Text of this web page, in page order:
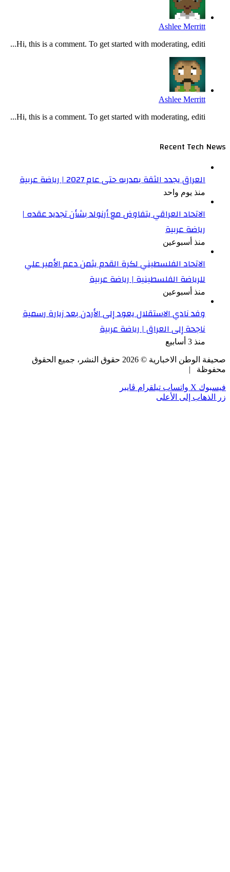
Ashlee Merritt
Hi, this is a comment. To get started with moderating, editi...
Ashlee Merritt
Hi, this is a comment. To get started with moderating, editi...
Recent Tech News
العراق يجدد الثقة بمدربه حتى عام 2027 | رياضة عربية
منذ يوم واحد
الاتحاد العراقي يتفاوض مع أرنولد بشأن تجديد عقده |
رياضة عربية
منذ أسبوعين
الاتحاد الفلسطيني لكرة القدم يثمن دعم الأمير علي
للرياضة الفلسطينية | رياضة عربية
منذ أسبوعين
وفد نادي الاستقلال يعود إلى الأردن بعد زيارة رسمية
ناجحة إلى العراق | رياضة عربية
منذ 3 أسابيع
صحيفة الوطن الاخبارية © 2026 حقوق النشر، جميع الحقوق
محفوظة |
فيسبوك ‫X واتساب تيلقرام ڤايبر
زر الذهاب إلى الأعلى